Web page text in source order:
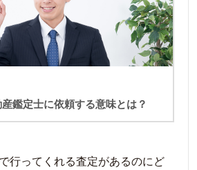
鑑定士に依頼する意味とは？
行ってくれる査定があるのにど